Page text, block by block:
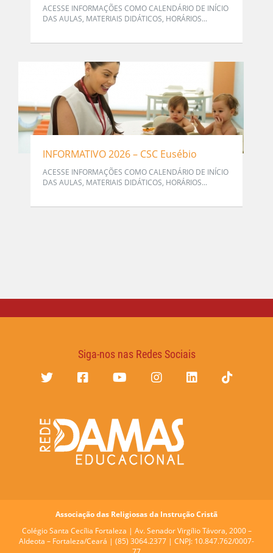
ACESSE INFORMAÇÕES COMO CALENDÁRIO DE INÍCIO
DAS AULAS, MATERIAIS DIDÁTICOS, HORÁRIOS...
INFORMATIVO 2026 – CSC Eusébio
ACESSE INFORMAÇÕES COMO CALENDÁRIO DE INÍCIO
DAS AULAS, MATERIAIS DIDÁTICOS, HORÁRIOS...
Siga-nos nas Redes Sociais
Associação das Religiosas da Instrução Cristã
Colégio Santa Cecília Fortaleza | Av. Senador Virgílio Távora, 2000 –
Aldeota – Fortaleza/Ceará | (85) 3064.2377 | CNPJ: 10.847.762/0007-